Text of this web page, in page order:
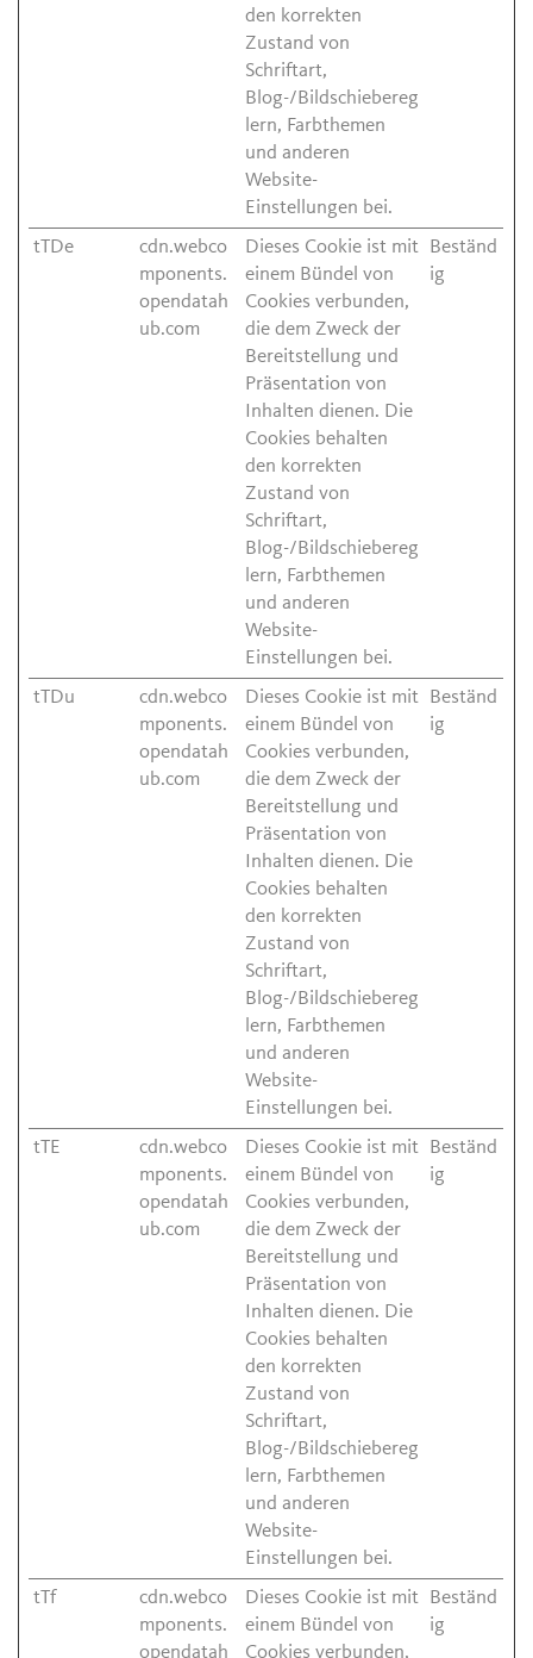
den korrekten
Zustand von
Schriftart,
Blog-/Bildschiebereg
lern, Farbthemen
und anderen
Website-
Einstellungen bei.
tTDe
cdn.webco
mponents.
opendatah
ub.com
Dieses Cookie ist mit
einem Bündel von
Cookies verbunden,
die dem Zweck der
Bereitstellung und
Präsentation von
Inhalten dienen. Die
Cookies behalten
den korrekten
Zustand von
Schriftart,
Blog-/Bildschiebereg
lern, Farbthemen
und anderen
Website-
Einstellungen bei.
Beständ
ig
tTDu
cdn.webco
mponents.
opendatah
ub.com
Dieses Cookie ist mit
einem Bündel von
Cookies verbunden,
die dem Zweck der
Bereitstellung und
Präsentation von
Inhalten dienen. Die
Cookies behalten
den korrekten
Zustand von
Schriftart,
Blog-/Bildschiebereg
lern, Farbthemen
und anderen
Website-
Einstellungen bei.
Beständ
ig
tTE
cdn.webco
mponents.
opendatah
ub.com
Dieses Cookie ist mit
einem Bündel von
Cookies verbunden,
die dem Zweck der
Bereitstellung und
Präsentation von
Inhalten dienen. Die
Cookies behalten
den korrekten
Zustand von
Schriftart,
Blog-/Bildschiebereg
lern, Farbthemen
und anderen
Website-
Einstellungen bei.
Beständ
ig
tTf
cdn.webco
mponents.
opendatah
Dieses Cookie ist mit
einem Bündel von
Cookies verbunden,
Beständ
ig